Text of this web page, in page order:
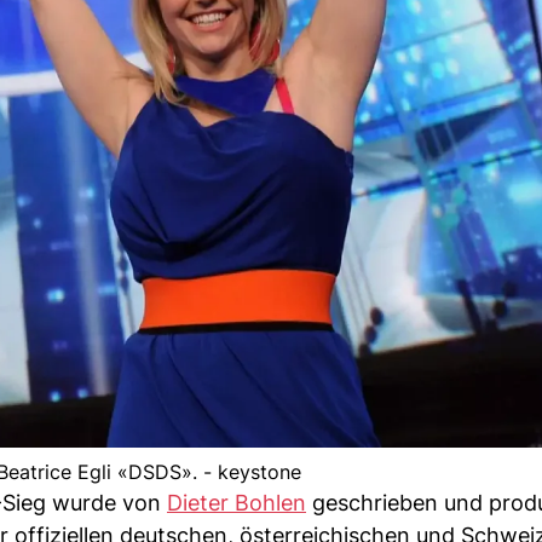
Egli «DSDS». - keystone
wurde von Dieter Bohlen geschrieben und
offiziellen deutschen, österreichischen und